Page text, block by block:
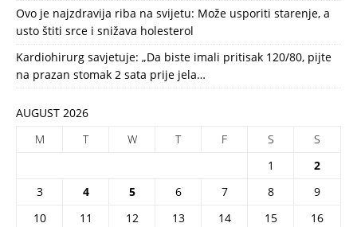
Ovo je najzdravija riba na svijetu: Može usporiti starenje, a
usto štiti srce i snižava holesterol
Kardiohirurg savjetuje: „Da biste imali pritisak 120/80, pijte
na prazan stomak 2 sata prije jela…
AUGUST 2026
M
T W T F S
S
1
2
3
4 5 6 7 8
9
10
11 12 13 14 15
16